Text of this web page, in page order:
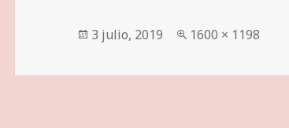
Publicado
3 julio, 2019
Tamaño
1600 × 1198